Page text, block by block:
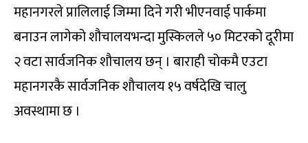
महानगरले प्रालिलाई जिम्मा दिने गरी भीएनवाई पार्कमा
बनाउन लागेको शौचालयभन्दा मुस्किलले ५० मिटरको दूरीमा
२ वटा सार्वजनिक शौचालय छन् । बाराही चोकमै एउटा
महानगरकै सार्वजनिक शौचालय १५ वर्षदेखि चालु
अवस्थामा छ ।